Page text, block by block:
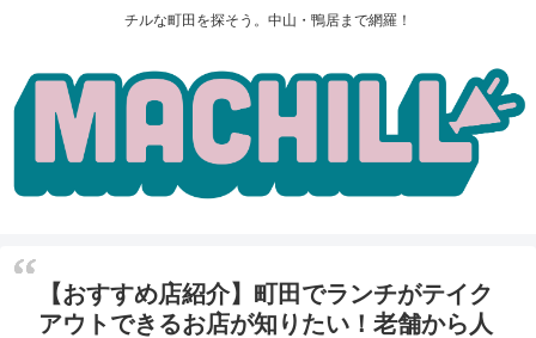
チルな町田を探そう。中山・鴨居まで網羅！
【おすすめ店紹介】町田でランチがテイク
アウトできるお店が知りたい！老舗から人